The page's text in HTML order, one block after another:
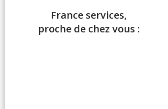
France services,
proche de chez vous :